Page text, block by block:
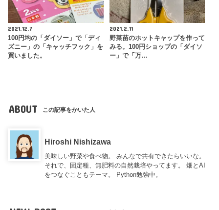
2021.12.7
100円均の「ダイソー」で「ディ
ズニー」の「キャッチフック」を
買いました。
2021.2.11
野菜苗のホットキャップを作って
みる。100円ショップの「ダイソ
ー」で「万…
ABOUT この記事をかいた人
Hiroshi Nishizawa
美味しい野菜や食べ物。 みんなで共有できたらいいな。
それで、固定種、無肥料の自然栽培やってます。 畑とAI
をつなぐこともテーマ。 Python勉強中。